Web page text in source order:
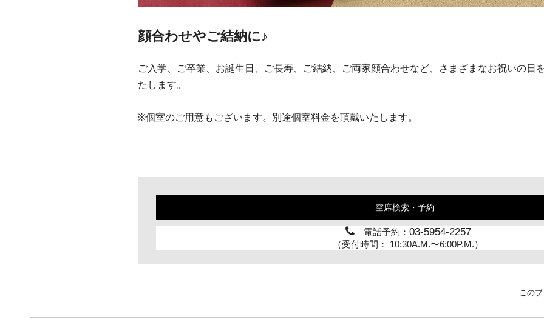
顔合わせやご結納に♪
ご入学、ご卒業、お誕生日、ご長寿、ご結納、ご両家顔合わせなど、さまざまなお祝いの日
たします。
※個室のご用意もございます。別途個室料金を頂戴いたします。
空席検索・予約
電話予約： 03-5954-2257
（受付時間： 10:30A.M.〜6:00P.M.）
この